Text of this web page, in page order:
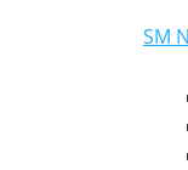
SM